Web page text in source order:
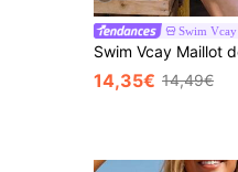
Swim Vcay
14,35€ 14,49€